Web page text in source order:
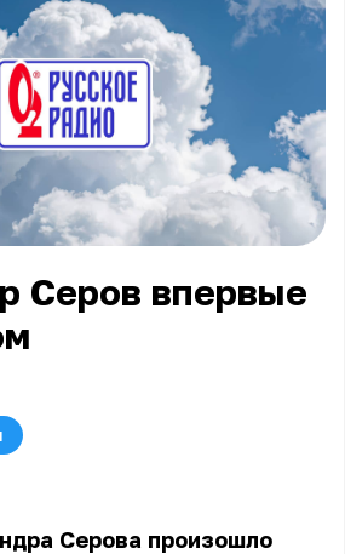
Серов впервые
Серова произошло